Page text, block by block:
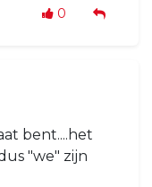
0
bent....het
"we" zijn